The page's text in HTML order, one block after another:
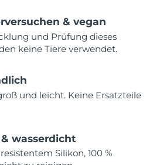
& vegan
und Prüfung dieses
keine Tiere verwendet.
und leicht. Keine Ersatzteile
wasserdicht
Silikon, 100 %